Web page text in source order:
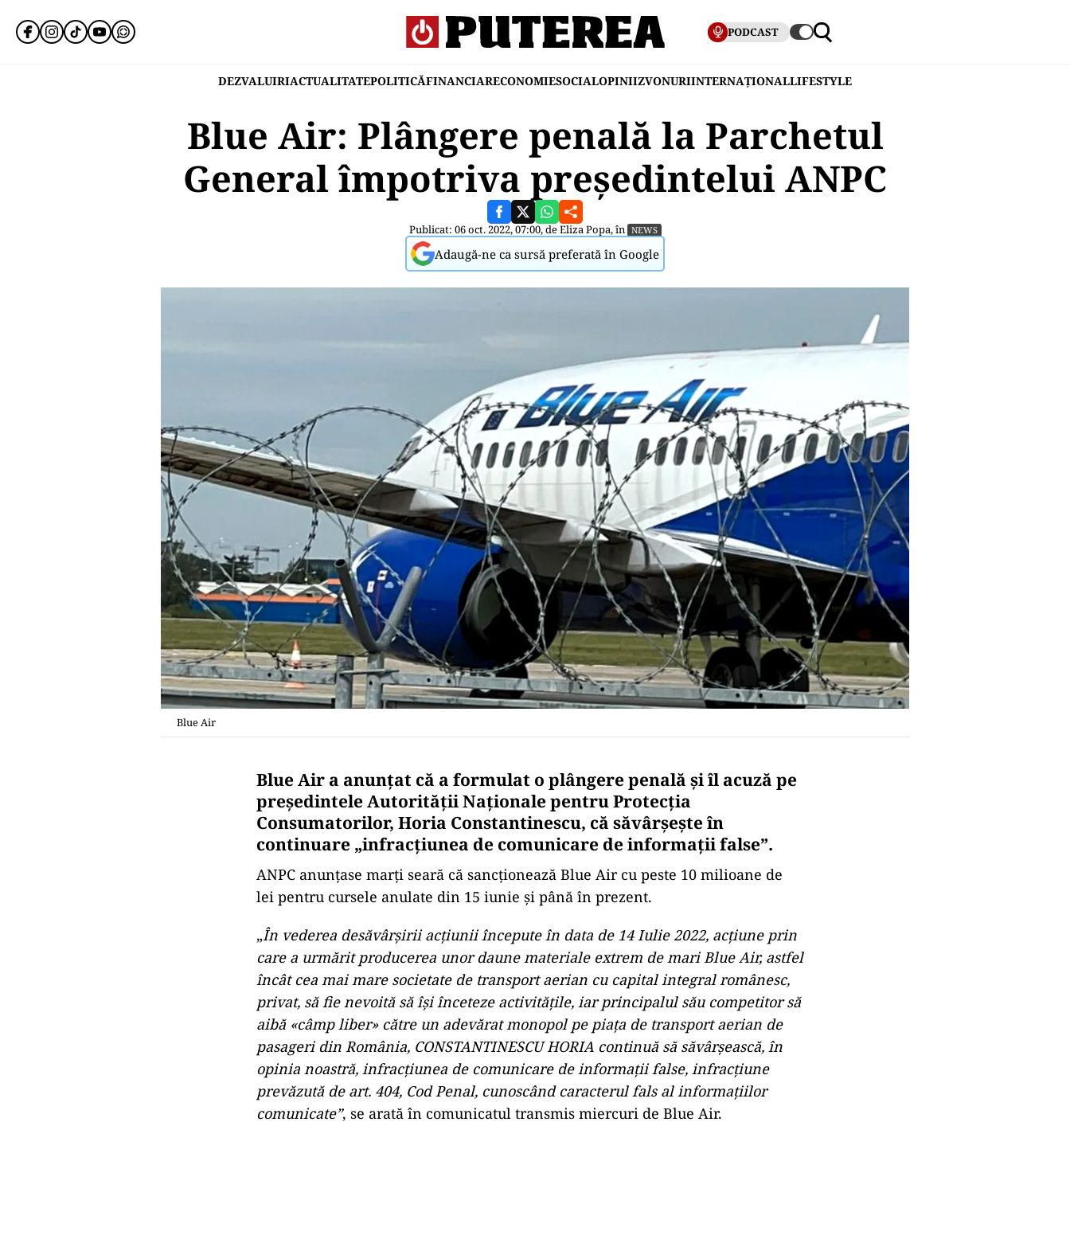
PODCAST
DEZVALUIRIACTUALITATEPOLITICĂFINANCIARECONOMIESOCIALOPINIIZVONURIINTERNAȚIONALLIFESTYLE
Blue Air: Plângere penală la Parchetul
General împotriva președintelui ANPC
Publicat: 06 oct. 2022, 07:00, deEliza Popa, în NEWS
Adaugă-ne ca sursă preferată în Google
Blue Air
Blue Air a anunțat că a formulat o plângere penală și îl acuză pe
președintele Autorității Naționale pentru Protecția
Consumatorilor, Horia Constantinescu, că săvârșește în
continuare „infracțiunea de comunicare de informații false”.
ANPC anunțase marți seară că sancționează Blue Air cu peste 10 milioane de
lei pentru cursele anulate din 15 iunie și până în prezent.
„În vederea desăvârșirii acțiunii începute în data de 14 Iulie 2022, acțiune prin
care a urmărit producerea unor daune materiale extrem de mari Blue Air, astfel
încât cea mai mare societate de transport aerian cu capital integral românesc,
privat, să fie nevoită să își înceteze activitățile, iar principalul său competitor să
aibă «câmp liber» către un adevărat monopol pe piața de transport aerian de
pasageri din România, CONSTANTINESCU HORIA continuă să săvârșească, în
opinia noastră, infracțiunea de comunicare de informații false, infracțiune
prevăzută de art. 404, Cod Penal, cunoscând caracterul fals al informațiilor
comunicate”, se arată în comunicatul transmis miercuri de Blue Air.